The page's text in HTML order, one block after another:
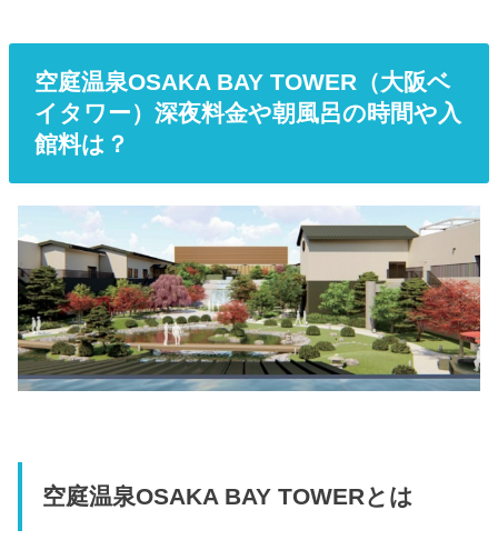
空庭温泉OSAKA BAY TOWER（大阪ベ
イタワー）深夜料金や朝風呂の時間や入
館料は？
空庭温泉OSAKA BAY TOWERとは